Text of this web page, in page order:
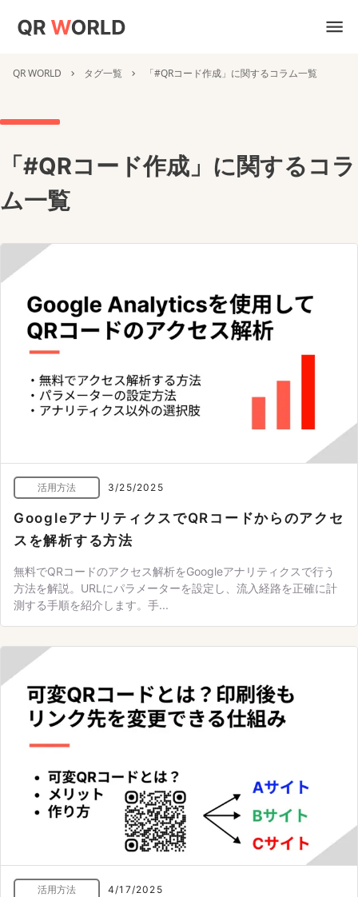
QR WORLD タグ一覧 「#QRコード作成」に関するコラム一覧
「#QRコード作成」に関するコラ
ム一覧
活用方法 3/25/2025
GoogleアナリティクスでQRコードからのアクセ
スを解析する方法
無料でQRコードのアクセス解析をGoogleアナリティクスで行う
方法を解説。URLにパラメーターを設定し、流入経路を正確に計
測する手順を紹介します。手...
活用方法 4/17/2025